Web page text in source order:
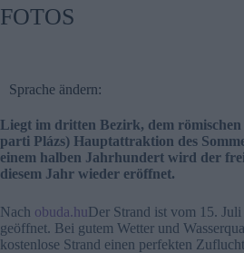
FOTOS
Sprache ändern:
Liegt im dritten Bezirk, dem
parti Plázs) Hauptattraktion des
einem halben Jahrhundert wird der
diesem Jahr wieder eröffnet.
Nach obuda.huDer Strand ist vom 15.
geöffnet. Bei gutem Wetter und
kostenlose Strand einen perfekten